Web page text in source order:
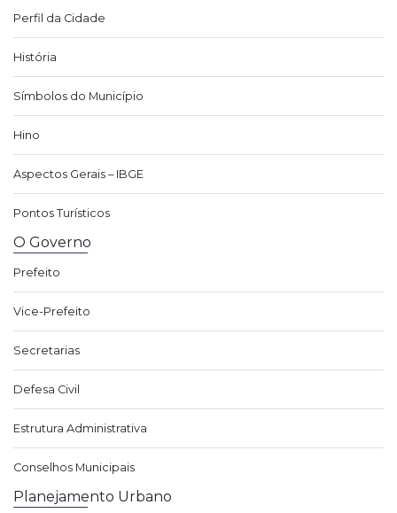
Perfil da Cidade
História
Símbolos do Município
Hino
Aspectos Gerais – IBGE
Pontos Turísticos
O Governo
Prefeito
Vice-Prefeito
Secretarias
Defesa Civil
Estrutura Administrativa
Conselhos Municipais
Planejamento Urbano